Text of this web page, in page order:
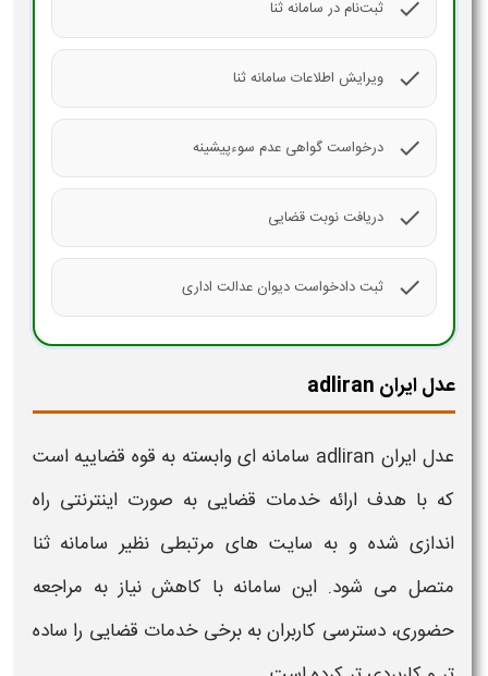
check ثبت‌نام در سامانه ثنا
check ویرایش اطلاعات سامانه ثنا
check درخواست گواهی عدم‌ سوءپیشینه
check دریافت نوبت قضایی
check ثبت دادخواست دیوان عدالت اداری
عدل ایران adliran
عدل ایران adliran سامانه ای وابسته به قوه قضاییه است
که با هدف ارائه خدمات قضایی به صورت اینترنتی راه
اندازی شده و به سایت های مرتبطی نظیر سامانه ثنا
متصل می شود. این سامانه با کاهش نیاز به مراجعه
حضوری، دسترسی کاربران به برخی خدمات قضایی را ساده